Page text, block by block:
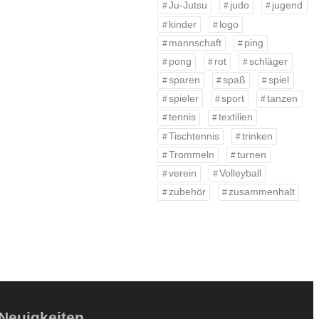
Ju-Jutsu
judo
jugend
kinder
logo
mannschaft
ping
pong
rot
schläger
sparen
spaß
spiel
spieler
sport
tanzen
tennis
textilien
Tischtennis
trinken
Trommeln
turnen
verein
Volleyball
zubehör
zusammenhalt